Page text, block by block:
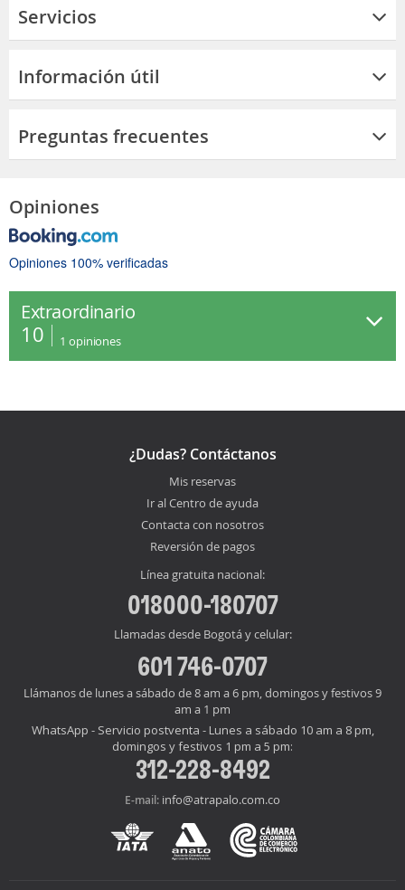
Servicios
Información útil
Preguntas frecuentes
Opiniones
Opiniones 100% verificadas
Extraordinario
10 1 opiniones
¿Dudas? Contáctanos
Mis reservas
Ir al Centro de ayuda
Contacta con nosotros
Reversión de pagos
Línea gratuita nacional:
018000-180707
Llamadas desde Bogotá y celular:
601 746-0707
Llámanos de lunes a sábado de 8 am a 6 pm, domingos y festivos 9
am a 1 pm
WhatsApp - Servicio postventa - Lunes a sábado 10 am a 8 pm,
domingos y festivos 1 pm a 5 pm:
312-228-8492
E-mail: info@atrapalo.com.co